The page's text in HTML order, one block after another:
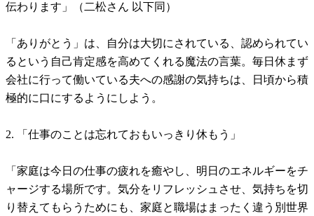
伝わります」（二松さん 以下同）
「ありがとう」は、自分は大切にされている、認められてい
るという自己肯定感を高めてくれる魔法の言葉。毎日休まず
会社に行って働いている夫への感謝の気持ちは、日頃から積
極的に口にするようにしよう。
2. 「仕事のことは忘れておもいっきり休もう」
「家庭は今日の仕事の疲れを癒やし、明日のエネルギーをチ
ャージする場所です。気分をリフレッシュさせ、気持ちを切
り替えてもらうためにも、家庭と職場はまったく違う別世界